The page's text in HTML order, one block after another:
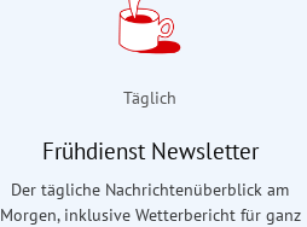
Täglich
Frühdienst Newsletter
Der tägliche Nachrichtenüberblick am
Morgen, inklusive Wetterbericht für ganz